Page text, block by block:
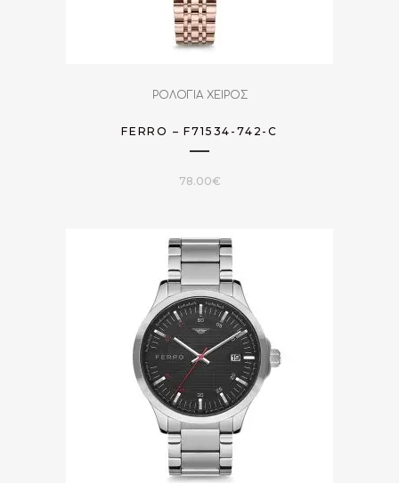
ΡΟΛΟΓΙΑ ΧΕΙΡΟΣ
FERRO – F71534-742-C
78.00€